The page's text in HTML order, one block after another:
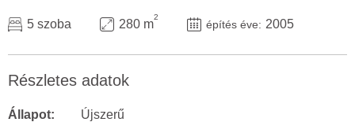
5 szoba 280 m
2
építés éve: 2005
Részletes adatok
Állapot:
Újszerű